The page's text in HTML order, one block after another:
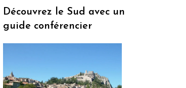
Découvrez le Sud avec un
guide conférencier